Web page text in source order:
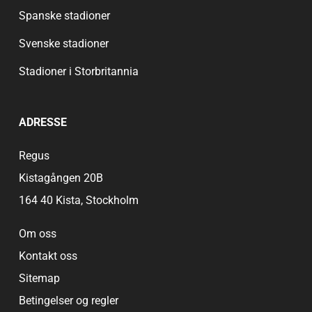
Spanske stadioner
Svenske stadioner
Stadioner i Storbritannia
ADRESSE
Regus
Kistagången 20B
164 40 Kista, Stockholm
Om oss
Kontakt oss
Sitemap
Betingelser og regler